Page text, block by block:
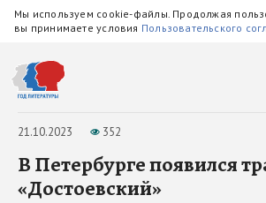
Мы используем cookie-файлы. Продолжая
вы принимаете условия Пользовательского
21.10.2023 352
В Петербурге появился
«Достоевский»